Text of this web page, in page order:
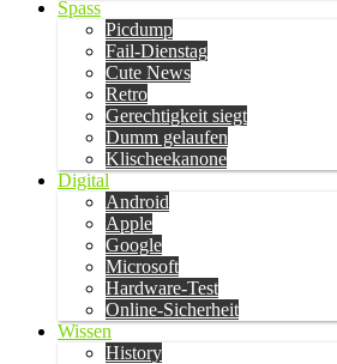
Spass
Picdump
Fail-Dienstag
Cute News
Retro
Gerechtigkeit siegt
Dumm gelaufen
Klischeekanone
Digital
Android
Apple
Google
Microsoft
Hardware-Test
Online-Sicherheit
Wissen
History